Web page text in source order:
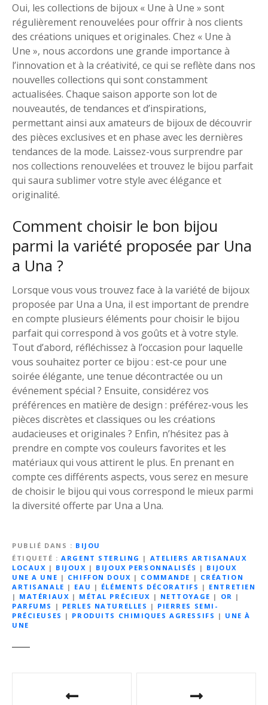
Oui, les collections de bijoux « Une à Une » sont
régulièrement renouvelées pour offrir à nos clients
des créations uniques et originales. Chez « Une à
Une », nous accordons une grande importance à
l’innovation et à la créativité, ce qui se reflète dans nos
nouvelles collections qui sont constamment
actualisées. Chaque saison apporte son lot de
nouveautés, de tendances et d’inspirations,
permettant ainsi aux amateurs de bijoux de découvrir
des pièces exclusives et en phase avec les dernières
tendances de la mode. Laissez-vous surprendre par
nos collections renouvelées et trouvez le bijou parfait
qui saura sublimer votre style avec élégance et
originalité.
Comment choisir le bon bijou
parmi la variété proposée par Una
a Una ?
Lorsque vous vous trouvez face à la variété de bijoux
proposée par Una a Una, il est important de prendre
en compte plusieurs éléments pour choisir le bijou
parfait qui correspond à vos goûts et à votre style.
Tout d’abord, réfléchissez à l’occasion pour laquelle
vous souhaitez porter ce bijou : est-ce pour une
soirée élégante, une tenue décontractée ou un
événement spécial ? Ensuite, considérez vos
préférences en matière de design : préférez-vous les
pièces discrètes et classiques ou les créations
audacieuses et originales ? Enfin, n’hésitez pas à
prendre en compte vos couleurs favorites et les
matériaux qui vous attirent le plus. En prenant en
compte ces différents aspects, vous serez en mesure
de choisir le bijou qui vous correspond le mieux parmi
la diversité offerte par Una a Una.
PUBLIÉ DANS
BIJOU
ÉTIQUETÉ
ARGENT STERLING | ATELIERS ARTISANAUX
LOCAUX | BIJOUX | BIJOUX PERSONNALISÉS | BIJOUX
UNE A UNE | CHIFFON DOUX | COMMANDE | CRÉATION
ARTISANALE | EAU | ÉLÉMENTS DÉCORATIFS | ENTRETIEN
| MATÉRIAUX | MÉTAL PRÉCIEUX | NETTOYAGE | OR |
PARFUMS
| PERLES NATURELLES | PIERRES SEMI-
PRÉCIEUSES | PRODUITS CHIMIQUES AGRESSIFS | UNE À
UNE